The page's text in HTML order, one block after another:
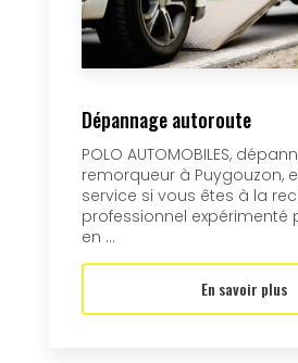
Dépannage autoroute
POLO AUTOMOBILES,
remorqueur à Puygouzon,
service si vous êtes à la
professionnel expérimenté
en ...
En savoir plus